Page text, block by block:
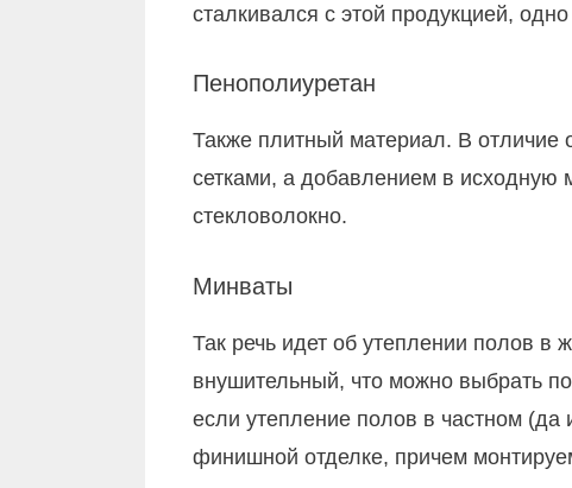
сталкивался с этой продукцией,
Пенополиуретан
Также плитный материал. В отличие
сетками, а добавлением в исходную
стекловолокно.
Минваты
Так речь идет об утеплении полов в
внушительный, что можно выбрать
если утепление полов в частном
финишной отделке, причем